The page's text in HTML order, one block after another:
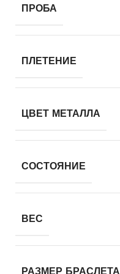
ПРОБА
ПЛЕТЕНИЕ
ЦВЕТ МЕТАЛЛА
СОСТОЯНИЕ
ВЕС
РАЗМЕР БРАСЛЕТА